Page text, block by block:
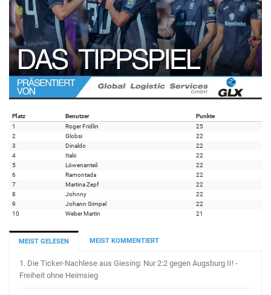
Platz Benutzer
Punkte
1
Roger Fridlin
25
2
Globsi
22
3
Dinaldo
22
4
Italo
22
5
Löwenanteil
22
6
Ramontada
22
7
Martina Zepf
22
8
Johnny
22
9
Johann Gimpel
22
10
Weber Martin 21
MEIST GELESEN MEIST KOMMENTIERT
1. Die Ticker-Nachlese aus Giesing: Nur 2:2 gegen Augsburg II! -
Freiheit ohne Heimsieg